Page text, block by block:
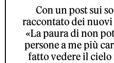
Con un post sui
raccontato dei
«La paura di non
persone a me più
fatto vedere il